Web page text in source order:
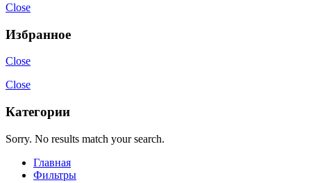
Close
Избранное
Close
Close
Категории
Sorry. No results match your search.
Главная
Фильтры